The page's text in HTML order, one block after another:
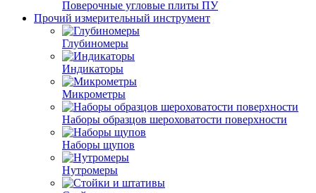
Поверочные угловые плиты ПУ
Прочий измерительный инструмент
Глубиномеры
Индикаторы
Микрометры
Наборы образцов шероховатости поверхности
Наборы щупов
Нутромеры